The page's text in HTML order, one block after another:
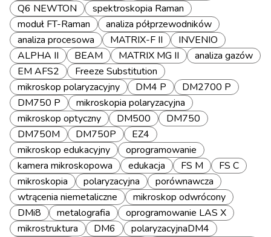
Q6 NEWTON
spektroskopia Raman
moduł FT-Raman
analiza półprzewodników
analiza procesowa
MATRIX-F II
INVENIO
ALPHA II
BEAM MATRIX MG II
analiza gazów
EM AFS2
Freeze Substitution
mikroskop polaryzacyjny
DM4 P
DM2700 P
DM750 P
mikroskopia polaryzacyjna
mikroskop optyczny
DM500
DM750
DM750M
DM750P
EZ4
mikroskop edukacyjny
oprogramowanie
kamera mikroskopowa
edukacja FS M
FS C
mikroskopia
polaryzacyjna
porównawcza
wtrącenia niemetaliczne
mikroskop odwrócony
DMi8
metalografia
oprogramowanie LAS X
mikrostruktura
DM6
polaryzacyjnaDM4